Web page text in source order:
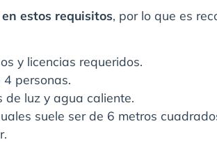
estos requisitos, por lo que es
y licencias requeridos.
4 personas.
de luz y agua caliente.
suele ser de 6 metros